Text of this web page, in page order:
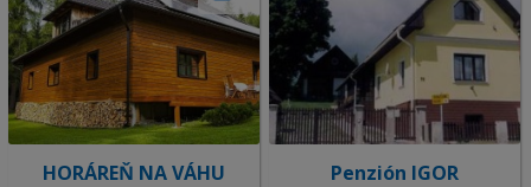
HORÁREŇ NA VÁHU Penzión IGOR